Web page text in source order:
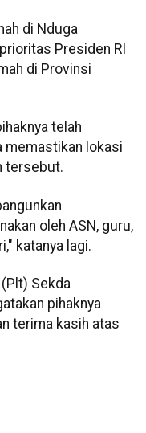
di Nduga
Presiden RI
di Provinsi
telah
memastikan lokasi
tersebut.
oleh ASN, guru,
katanya lagi.
Sekda
pihaknya
terima kasih atas